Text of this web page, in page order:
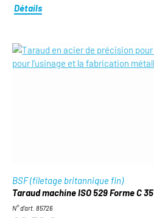
Détails
BSF (filetage britannique fin)
Taraud machine ISO 529 Forme C
N° d'art. 85726